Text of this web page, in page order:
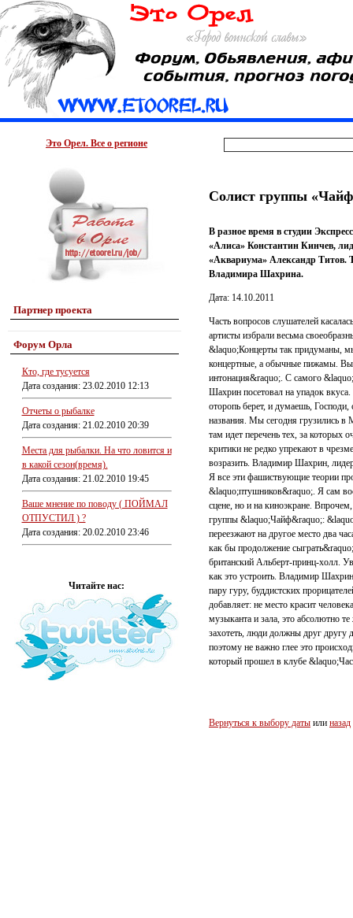
Это Орел. Все о регионе
Партнер проекта
Форум Орла
Кто, где тусуется
Дата создания: 23.02.2010 12:13
Отчеты о рыбалке
Дата создания: 21.02.2010 20:39
Места для рыбалки. На что ловится и
в какой сезон(время).
Дата создания: 21.02.2010 19:45
Ваше мнение по поводу ( ПОЙМАЛ
ОТПУСТИЛ ) ?
Дата создания: 20.02.2010 23:46
Читайте нас:
Солист группы
В разное время в студии
«Алиса» Константин Кинчев,
«Аквариума» Александр Титов.
Владимира Шахрина.
Дата: 14.10.2011
Часть вопросов слушателей
артисты избрали весьма
&laquo;Концерты так придуманы,
концертные, а обычные пижамы.
интонация&raquo;. С самого
Шахрин посетовал на упадок
оторопь берет, и думаешь,
названия. Мы сегодня грузились в
там идет перечень тех, за
критики не редко упрекают в
возразить. Владимир Шахрин,
Я все эти фашиствующие теории
&laquo;птушников&raquo;. Я сам
сцене, но и на киноэкране.
группы &laquo;Чайф&raquo;:
переезжают на другое место два
как бы продолжение
британский Альберт-принц-холл.
как это устроить. Владимир
пару гуру, буддистских
добавляет: не место красит
музыканта и зала, это абсолютно
захотеть, люди должны друг другу
поэтому не важно глее это
который прошел в клубе
Вернуться к выбору даты или назад